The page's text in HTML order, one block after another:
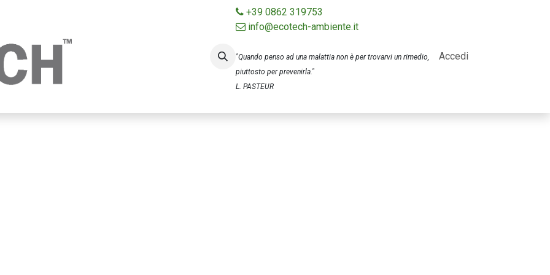
Certificazioni
+39 0862 319753
info@ecotech-ambiente.it
"Quando penso ad una malattia non è per trovarvi un rimedio,
piuttosto per prevenirla."
L. PASTEUR
Accedi